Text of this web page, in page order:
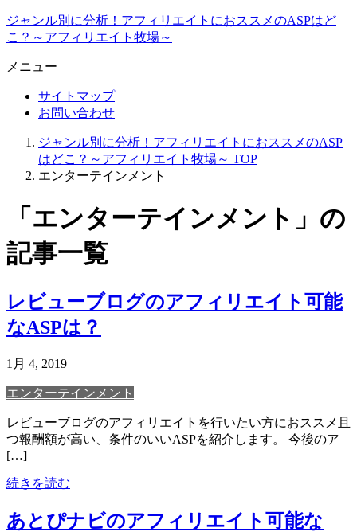
ジャンル別に分析！アフィリエイトにおススメのASPはど
こ？～アフィリエイト牧場～
メニュー
サイトマップ
お問い合わせ
ジャンル別に分析！アフィリエイトにおススメのASP
はどこ？～アフィリエイト牧場～ TOP
エンターテインメント
「エンターテインメント」の
記事一覧
レビューブログのアフィリエイト可能
なASPは？
1月 4, 2019
エンターテインメント
レビューブログのアフィリエイトを行いたい方におススメ且
つ報酬額が高い、条件のいいASPを紹介します。 今後のア
[…]
続きを読む
あとぴナビのアフィリエイト可能な